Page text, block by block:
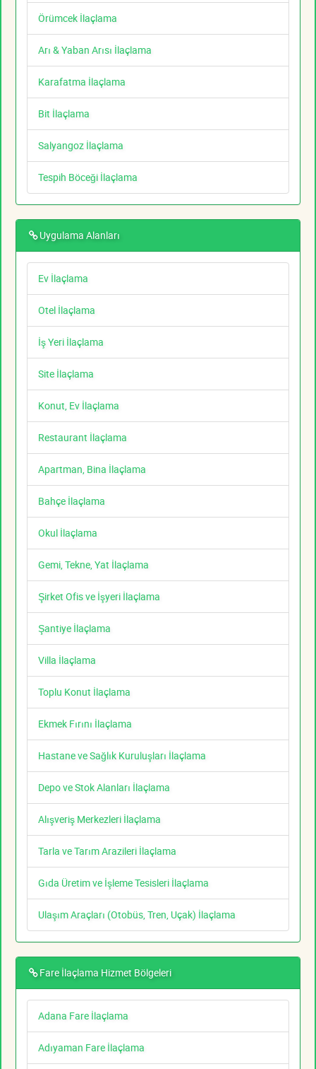
Örümcek İlaçlama
Arı & Yaban Arısı İlaçlama
Karafatma İlaçlama
Bit İlaçlama
Salyangoz İlaçlama
Tespih Böceği İlaçlama
Uygulama Alanları
Ev İlaçlama
Otel İlaçlama
İş Yeri İlaçlama
Site İlaçlama
Konut, Ev İlaçlama
Restaurant İlaçlama
Apartman, Bina İlaçlama
Bahçe İlaçlama
Okul İlaçlama
Gemi, Tekne, Yat İlaçlama
Şirket Ofis ve İşyeri İlaçlama
Şantiye İlaçlama
Villa İlaçlama
Toplu Konut İlaçlama
Ekmek Fırını İlaçlama
Hastane ve Sağlık Kuruluşları İlaçlama
Depo ve Stok Alanları İlaçlama
Alışveriş Merkezleri İlaçlama
Tarla ve Tarım Arazileri İlaçlama
Gıda Üretim ve İşleme Tesisleri İlaçlama
Ulaşım Araçları (Otobüs, Tren, Uçak) İlaçlama
Fare İlaçlama Hizmet Bölgeleri
Adana Fare İlaçlama
Adıyaman Fare İlaçlama